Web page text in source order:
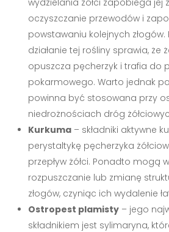
oczyszczanie przewodów i
powstawaniu kolejnych złogów.
działanie tej rośliny sprawia, że
opuszcza pęcherzyk i trafia do
pokarmowego. Warto jednak
powinna być stosowana przy
niedrożnościach dróg
Kurkuma – składniki aktywne
perystaltykę pęcherzyka
przepływ żółci. Ponadto mogą
rozpuszczanie lub zmianę
złogów, czyniąc ich wydalenie
Ostropest plamisty – jego
składnikiem jest sylimaryna,